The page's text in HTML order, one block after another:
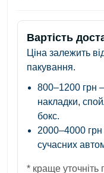
Вартість
Ціна залежить
пакування.
800–1200 грн
накладки,
бокс.
2000–4000 грн
сучасних
* краще уточніть